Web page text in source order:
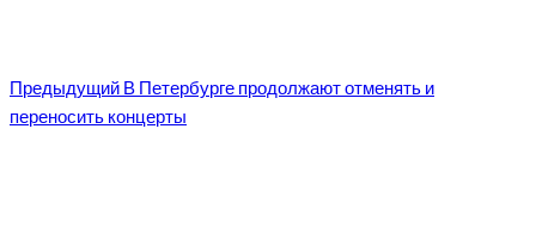
Предыдущий В Петербурге продолжают отменять и
переносить концерты